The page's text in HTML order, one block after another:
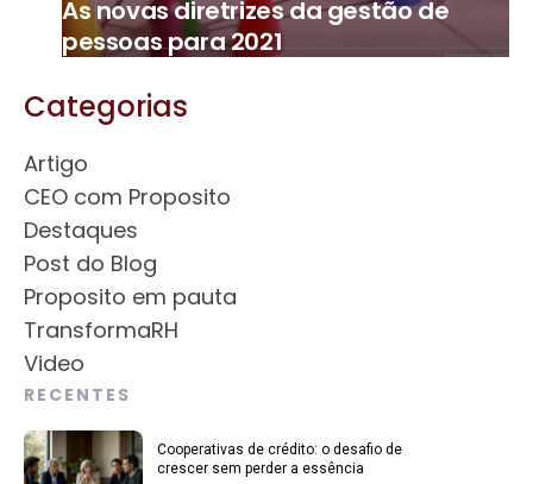
As novas diretrizes da gestão de
pessoas para 2021
Categorias
Artigo
CEO com Proposito
Destaques
Post do Blog
Proposito em pauta
TransformaRH
Video
RECENTES
Cooperativas de crédito: o desafio de
crescer sem perder a essência